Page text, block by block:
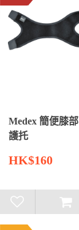
Medex 簡便膝部
護托
HK$160